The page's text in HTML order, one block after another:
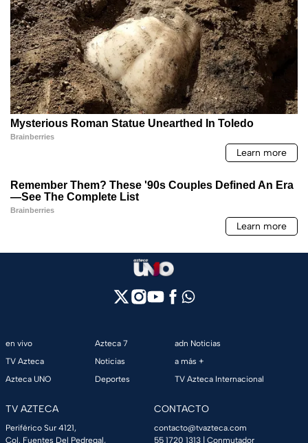
en vivo
TV Azteca
Azteca UNO
Azteca 7
Noticias
Deportes
adn Noticias
a más +
TV Azteca Internacional
TV AZTECA
Periférico Sur 4121,
Col. Fuentes Del Pedregal,
CONTACTO
contacto@tvazteca.com
55 1720 1313 | Conmutador